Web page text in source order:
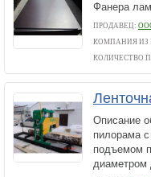
Фанера
ПРОДАВЕЦ:
КОМПАНИЯ ИЗ
КОЛИЧЕСТВО
Описание
пилорама
подъемом
диаметром